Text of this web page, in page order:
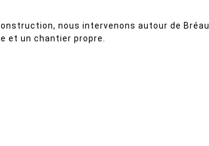
nous intervenons autour de Bréau
et un chantier propre.